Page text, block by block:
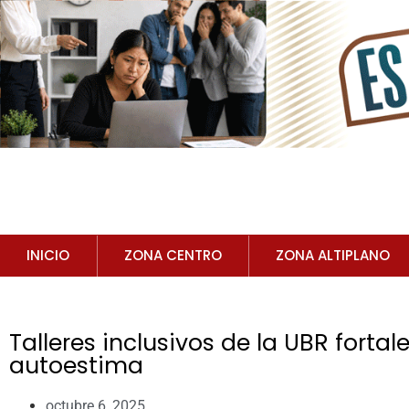
INICIO ZONA CENTRO ZONA ALTIPLANO
Talleres inclusivos de la UBR
autoestima